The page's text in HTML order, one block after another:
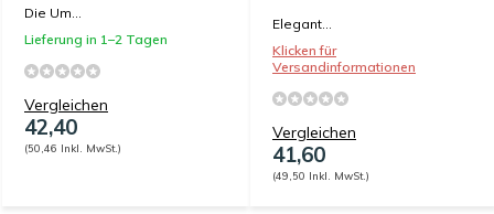
Die Um...
Lieferung in 1–2 Tagen
Vergleichen
42,40
(50,46 Inkl. MwSt.)
Elegant...
Klicken für
Versandinformationen
Vergleichen
41,60
(49,50 Inkl. MwSt.)